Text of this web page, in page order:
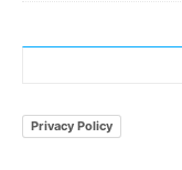
Privacy Policy